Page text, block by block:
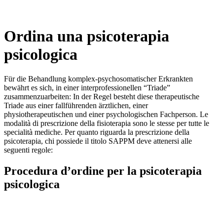
Ordina una psicoterapia
psicologica
Für die Behandlung komplex-psychosomatischer Erkrankten
bewährt es sich, in einer interprofessionellen “Triade”
zusammenzuarbeiten: In der Regel besteht diese therapeutische
Triade aus einer fallführenden ärztlichen, einer
physiotherapeutischen und einer psychologischen Fachperson. Le
modalità di prescrizione della fisioterapia sono le stesse per tutte le
specialità mediche. Per quanto riguarda la prescrizione della
psicoterapia, chi possiede il titolo SAPPM deve attenersi alle
seguenti regole:
Procedura d’ordine per la psicoterapia
psicologica